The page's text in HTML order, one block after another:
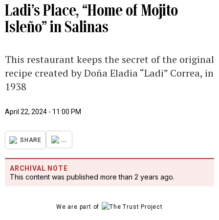
Ladi’s Place, “Home of Mojito
Isleño” in Salinas
This restaurant keeps the secret of the original
recipe created by Doña Eladia “Ladi” Correa, in
1938
April 22, 2024 - 11:00 PM
SHARE ...
ARCHIVAL NOTE
This content was published more than 2 years ago.
We are part of